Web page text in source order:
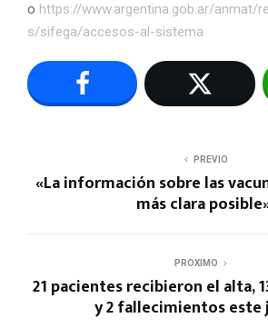
o https://www.argentina.gob.ar/anmat/
s/sifega/accesos-al-sistema
PREVIO
«La información sobre las
más clara
PROXIMO
21 pacientes recibieron el alta,
y 2 fallecimientos este